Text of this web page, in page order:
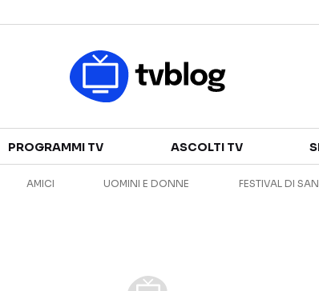
CANALI TV
SERIE TV
PROGRAMMI TV ASCOLTI TV
AMICI UOMINI E DONNE FESTIVAL DI